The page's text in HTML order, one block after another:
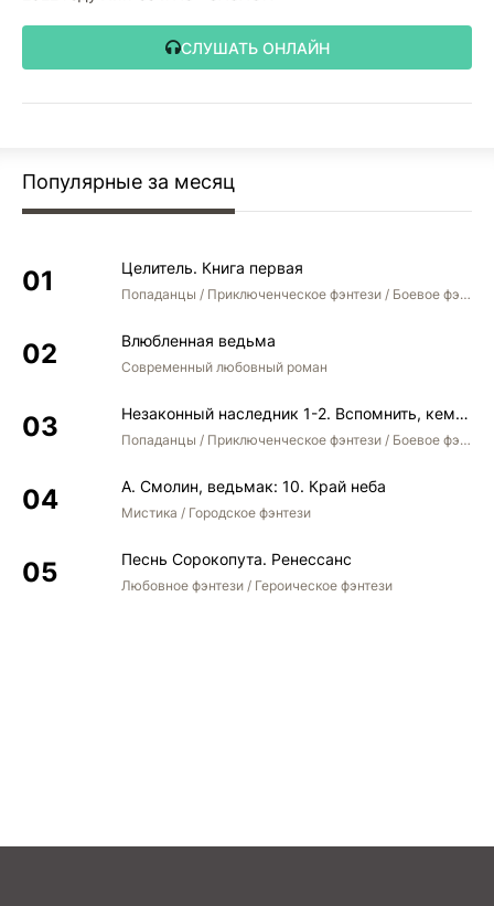
СЛУШАТЬ ОНЛАЙН
Популярные за месяц
Целитель. Книга первая
Попаданцы / Приключенческое фэнтези / Боевое фэнтези
Влюбленная ведьма
Современный любовный роман
Незаконный наследник 1-2. Вспомнить, кем был. Стать собой. Остаться собой
Попаданцы / Приключенческое фэнтези / Боевое фэнтези / Юмористическое фэнтези
А. Смолин, ведьмак: 10. Край неба
Мистика / Городское фэнтези
Песнь Сорокопута. Ренессанс
Любовное фэнтези / Героическое фэнтези